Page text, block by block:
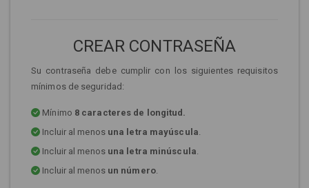
CREAR CONTRASEÑA
Su contraseña debe cumplir con los siguientes requisitos
mínimos de seguridad:
Mínimo 8 caracteres de longitud.
Incluir al menos una letra mayúscula.
Incluir al menos una letra minúscula.
Incluir al menos un número.